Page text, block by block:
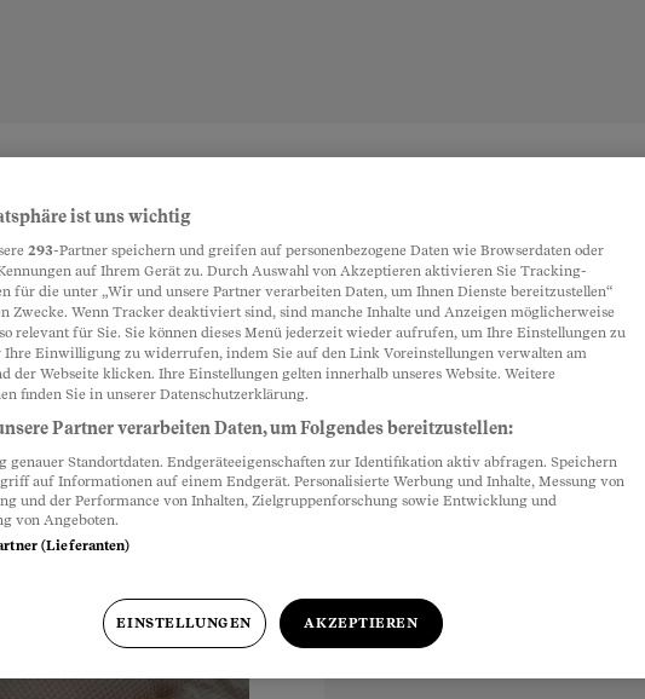
Nacht
zu atmen ist für
Schlafapnoe
ist uns wichtig
293-Partner speichern und greifen auf personenbezogene Daten wie Browserdaten oder
auf Ihrem Gerät zu. Durch Auswahl von Akzeptieren aktivieren Sie Tracking-
für die unter „Wir und unsere Partner verarbeiten Daten, um Ihnen Dienste bereitzustellen“
Zwecke. Wenn Tracker deaktiviert sind, sind manche Inhalte und Anzeigen möglicherweise
relevant für Sie. Sie können dieses Menü jederzeit wieder aufrufen, um Ihre Einstellungen zu
Ihre Einwilligung zu widerrufen, indem Sie auf den Link Voreinstellungen verwalten am
der Webseite klicken. Ihre Einstellungen gelten innerhalb unseres Website. Weitere
finden Sie in unserer Datenschutzerklärung.
Partner verarbeiten Daten, um Folgendes bereitzustellen:
genauer Standortdaten. Endgeräteeigenschaften zur Identifikation aktiv abfragen. Speichern
auf Informationen auf einem Endgerät. Personalisierte Werbung und Inhalte, Messung von
und der Performance von Inhalten, Zielgruppenforschung sowie Entwicklung und
von Angeboten.
(Lieferanten)
EINSTELLUNGEN AKZEPTIEREN